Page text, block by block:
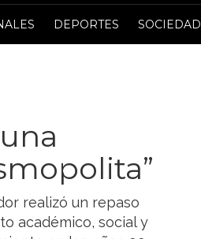
DEPORTES SOCIEDAD
realizó un repaso
académico, social y